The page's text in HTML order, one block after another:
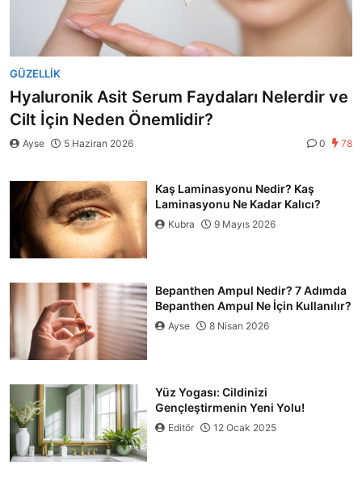
GÜZELLIK
Hyaluronik Asit Serum Faydaları Nelerdir ve
Cilt İçin Neden Önemlidir?
Ayse 5 Haziran 2026 0 78
Kaş Laminasyonu Nedir? Kaş
Laminasyonu Ne Kadar Kalıcı?
Kubra 9 Mayıs 2026
Bepanthen Ampul Nedir? 7 Adımda
Bepanthen Ampul Ne İçin Kullanılır?
Ayse 8 Nisan 2026
Yüz Yogası: Cildinizi
Gençleştirmenin Yeni Yolu!
Editör 12 Ocak 2025